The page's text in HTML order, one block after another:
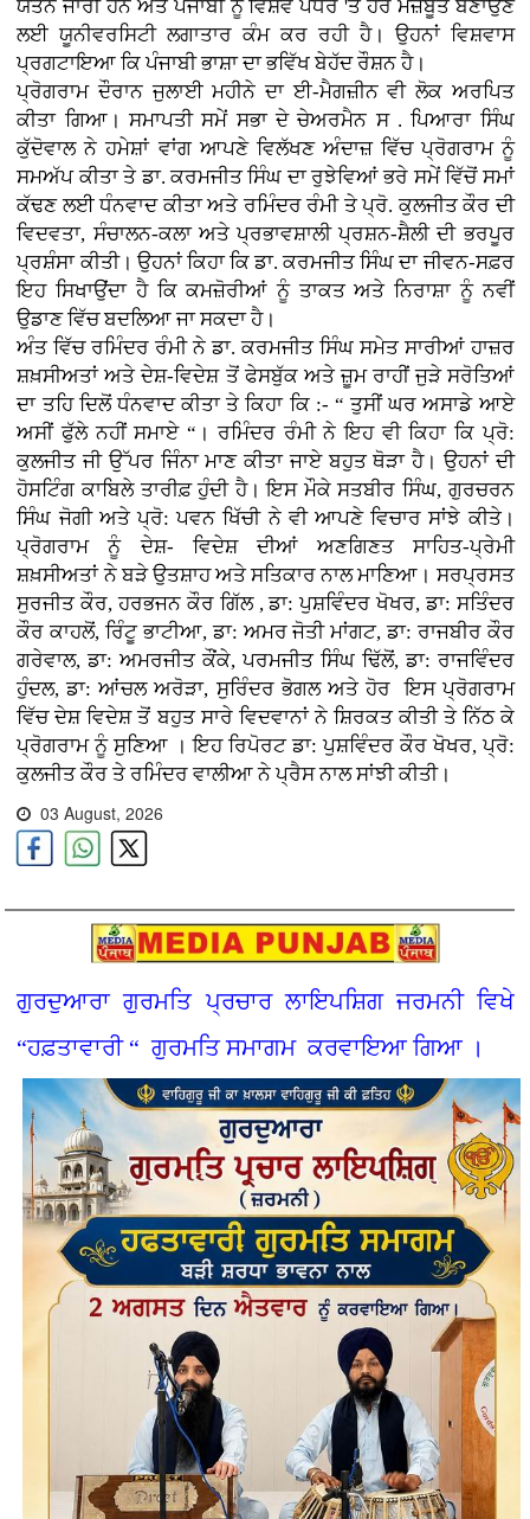
ਯਤਨ ਜਾਰੀ ਹਨ ਅਤੇ ਪੰਜਾਬੀ ਨੂੰ ਵਿਸ਼ਵ ਪੱਧਰ 'ਤੇ ਹੋਰ ਮਜ਼ਬੂਤ ਬਣਾਉਣ
ਲਈ ਯੂਨੀਵਰਸਿਟੀ ਲਗਾਤਾਰ ਕੰਮ ਕਰ ਰਹੀ ਹੈ। ਉਹਨਾਂ ਵਿਸ਼ਵਾਸ
ਪ੍ਰਗਟਾਇਆ ਕਿ ਪੰਜਾਬੀ ਭਾਸ਼ਾ ਦਾ ਭਵਿੱਖ ਬੇਹੱਦ ਰੌਸ਼ਨ ਹੈ।
ਪ੍ਰੋਗਰਾਮ ਦੌਰਾਨ ਜੁਲਾਈ ਮਹੀਨੇ ਦਾ ਈ-ਮੈਗਜ਼ੀਨ ਵੀ ਲੋਕ ਅਰਪਿਤ
ਕੀਤਾ ਗਿਆ। ਸਮਾਪਤੀ ਸਮੇਂ ਸਭਾ ਦੇ ਚੇਅਰਮੈਨ ਸ . ਪਿਆਰਾ ਸਿੰਘ
ਕੁੱਦੋਵਾਲ ਨੇ ਹਮੇਸ਼ਾਂ ਵਾਂਗ ਆਪਣੇ ਵਿਲੱਖਣ ਅੰਦਾਜ਼ ਵਿੱਚ ਪ੍ਰੋਗਰਾਮ ਨੂੰ
ਸਮਅੱਪ ਕੀਤਾ ਤੇ ਡਾ. ਕਰਮਜੀਤ ਸਿੰਘ ਦਾ ਰੁਝੇਵਿਆਂ ਭਰੇ ਸਮੇਂ ਵਿੱਚੋਂ ਸਮਾਂ
ਕੱਢਣ ਲਈ ਧੰਨਵਾਦ ਕੀਤਾ ਅਤੇ ਰਮਿੰਦਰ ਰੰਮੀ ਤੇ ਪ੍ਰੋ. ਕੁਲਜੀਤ ਕੌਰ ਦੀ
ਵਿਦਵਤਾ, ਸੰਚਾਲਨ-ਕਲਾ ਅਤੇ ਪ੍ਰਭਾਵਸ਼ਾਲੀ ਪ੍ਰਸ਼ਨ-ਸ਼ੈਲੀ ਦੀ ਭਰਪੂਰ
ਪ੍ਰਸ਼ੰਸਾ ਕੀਤੀ। ਉਹਨਾਂ ਕਿਹਾ ਕਿ ਡਾ. ਕਰਮਜੀਤ ਸਿੰਘ ਦਾ ਜੀਵਨ-ਸਫ਼ਰ
ਇਹ ਸਿਖਾਉਂਦਾ ਹੈ ਕਿ ਕਮਜ਼ੋਰੀਆਂ ਨੂੰ ਤਾਕਤ ਅਤੇ ਨਿਰਾਸ਼ਾ ਨੂੰ ਨਵੀਂ
ਉਡਾਣ ਵਿੱਚ ਬਦਲਿਆ ਜਾ ਸਕਦਾ ਹੈ।
ਅੰਤ ਵਿੱਚ ਰਮਿੰਦਰ ਰੰਮੀ ਨੇ ਡਾ. ਕਰਮਜੀਤ ਸਿੰਘ ਸਮੇਤ ਸਾਰੀਆਂ ਹਾਜ਼ਰ
ਸ਼ਖ਼ਸੀਅਤਾਂ ਅਤੇ ਦੇਸ਼-ਵਿਦੇਸ਼ ਤੋਂ ਫੇਸਬੁੱਕ ਅਤੇ ਜ਼ੂਮ ਰਾਹੀਂ ਜੁੜੇ ਸਰੋਤਿਆਂ
ਦਾ ਤਹਿ ਦਿਲੋਂ ਧੰਨਵਾਦ ਕੀਤਾ ਤੇ ਕਿਹਾ ਕਿ :- “ ਤੁਸੀਂ ਘਰ ਅਸਾਡੇ ਆਏ
ਅਸੀਂ ਫੁੱਲੇ ਨਹੀਂ ਸਮਾਏ “। ਰਮਿੰਦਰ ਰੰਮੀ ਨੇ ਇਹ ਵੀ ਕਿਹਾ ਕਿ ਪ੍ਰੋ:
ਕੁਲਜੀਤ ਜੀ ਉੱਪਰ ਜਿੰਨਾ ਮਾਣ ਕੀਤਾ ਜਾਏ ਬਹੁਤ ਥੋੜਾ ਹੈ। ਉਹਨਾਂ ਦੀ
ਹੋਸਟਿੰਗ ਕਾਬਿਲੇ ਤਾਰੀਫ਼ ਹੁੰਦੀ ਹੈ। ਇਸ ਮੌਕੇ ਸਤਬੀਰ ਸਿੰਘ, ਗੁਰਚਰਨ
ਸਿੰਘ ਜੋਗੀ ਅਤੇ ਪ੍ਰੋ: ਪਵਨ ਖਿੱਚੀ ਨੇ ਵੀ ਆਪਣੇ ਵਿਚਾਰ ਸਾਂਝੇ ਕੀਤੇ।
ਪ੍ਰੋਗਰਾਮ ਨੂੰ ਦੇਸ਼- ਵਿਦੇਸ਼ ਦੀਆਂ ਅਣਗਿਣਤ ਸਾਹਿਤ-ਪ੍ਰੇਮੀ
ਸ਼ਖ਼ਸੀਅਤਾਂ ਨੇ ਬੜੇ ਉਤਸ਼ਾਹ ਅਤੇ ਸਤਿਕਾਰ ਨਾਲ ਮਾਣਿਆ। ਸਰਪ੍ਰਸਤ
ਸੁਰਜੀਤ ਕੌਰ, ਹਰਭਜਨ ਕੌਰ ਗਿੱਲ , ਡਾ: ਪੁਸ਼ਵਿੰਦਰ ਖੋਖਰ, ਡਾ: ਸਤਿੰਦਰ
ਕੌਰ ਕਾਹਲੋਂ, ਰਿੰਟੂ ਭਾਟੀਆ, ਡਾ: ਅਮਰ ਜੋਤੀ ਮਾਂਗਟ, ਡਾ: ਰਾਜਬੀਰ ਕੌਰ
ਗਰੇਵਾਲ, ਡਾ: ਅਮਰਜੀਤ ਕੌਂਕੇ, ਪਰਮਜੀਤ ਸਿੰਘ ਢਿੱਲੋਂ, ਡਾ: ਰਾਜਵਿੰਦਰ
ਹੁੰਦਲ, ਡਾ: ਆਂਚਲ ਅਰੋੜਾ, ਸੁਰਿੰਦਰ ਭੋਗਲ ਅਤੇ ਹੋਰ ਇਸ ਪ੍ਰੋਗਰਾਮ
ਵਿੱਚ ਦੇਸ਼ ਵਿਦੇਸ਼ ਤੋਂ ਬਹੁਤ ਸਾਰੇ ਵਿਦਵਾਨਾਂ ਨੇ ਸ਼ਿਰਕਤ ਕੀਤੀ ਤੇ ਨਿੱਠ ਕੇ
ਪ੍ਰੋਗਰਾਮ ਨੂੰ ਸੁਣਿਆ । ਇਹ ਰਿਪੋਰਟ ਡਾ: ਪੁਸ਼ਵਿੰਦਰ ਕੌਰ ਖੋਖਰ, ਪ੍ਰੋ:
ਕੁਲਜੀਤ ਕੌਰ ਤੇ ਰਮਿੰਦਰ ਵਾਲੀਆ ਨੇ ਪ੍ਰੈਸ ਨਾਲ ਸਾਂਝੀ ਕੀਤੀ।
03 August, 2026
ਗੁਰਦੁਆਰਾ ਗੁਰਮਤਿ ਪ੍ਰਚਾਰ ਲਾਇਪਸ਼ਿਗ ਜਰਮਨੀ ਵਿਖੇ
“ਹਫ਼ਤਾਵਾਰੀ “ ਗੁਰਮਤਿ ਸਮਾਗਮ ਕਰਵਾਇਆ ਗਿਆ ।